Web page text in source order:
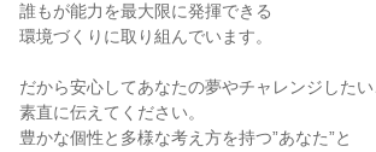
誰もが能力を最大限に発揮できる
環境づくりに取り組んでいます。
だから安心してあなたの夢やチャレンジした
素直に伝えてください。
豊かな個性と多様な考え方を持つ”あなた”と